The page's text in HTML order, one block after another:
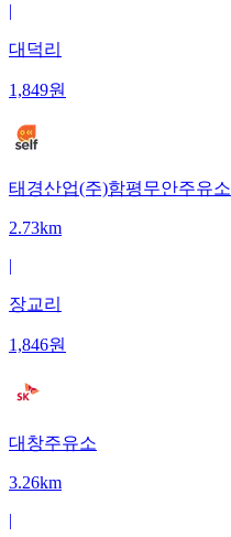
|
대덕리
1,849원
태경산업(주)함평무안주유소
2.73km
|
장교리
1,846원
대창주유소
3.26km
|